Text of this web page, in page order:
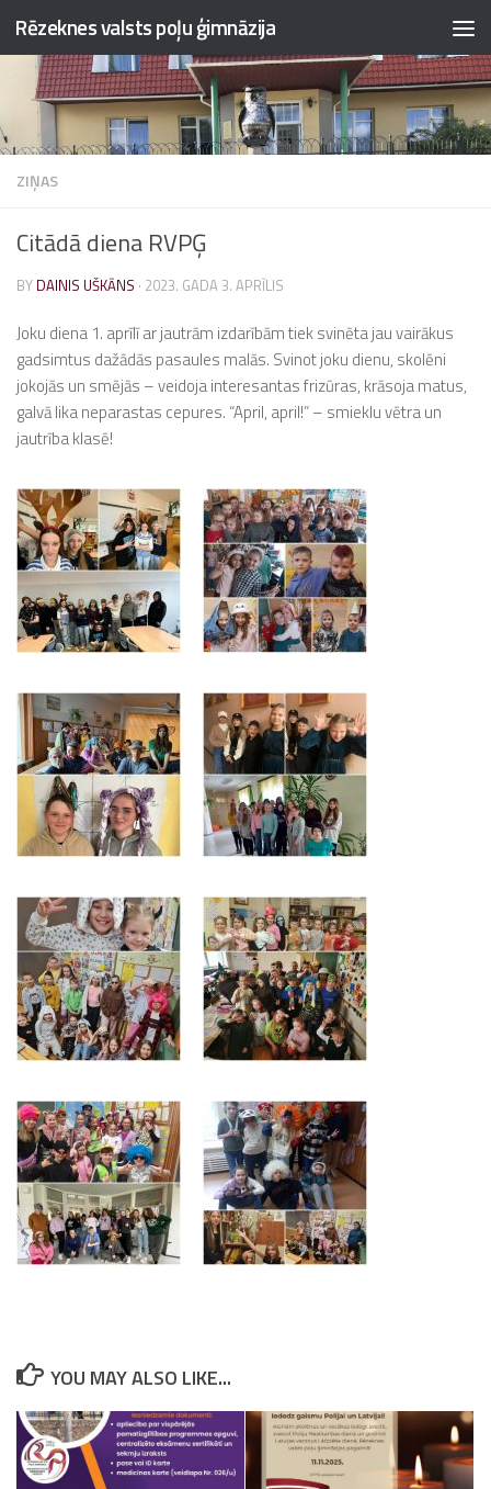
Skip to content
Rēzeknes valsts poļu ģimnāzija
ZIŅAS
Citādā diena RVPĢ
BY DAINIS UŠKĀNS · 2023. GADA 3. APRĪLIS
Joku diena 1. aprīlī ar jautrām izdarībām tiek svinēta jau vairākus
gadsimtus dažādās pasaules malās. Svinot joku dienu, skolēni
jokojās un smējās – veidoja interesantas frizūras, krāsoja matus,
galvā lika neparastas cepures. “April, april!” – smieklu vētra un
jautrība klasē!
YOU MAY ALSO LIKE...